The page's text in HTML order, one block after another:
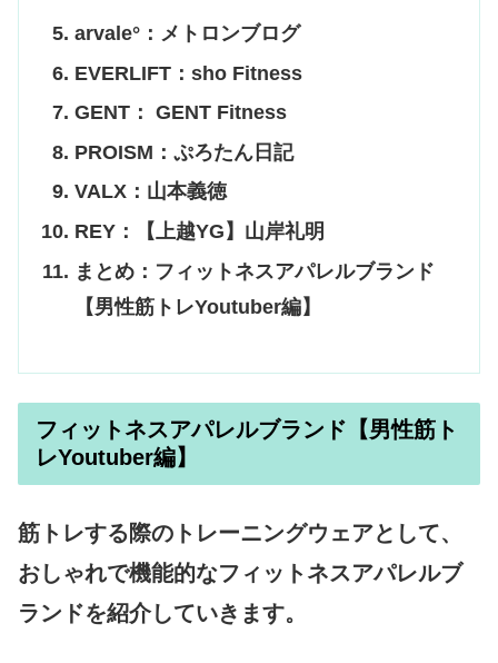
arvale°：メトロンブログ
EVERLIFT：sho Fitness
GENT： GENT Fitness
PROISM：ぷろたん日記
VALX：山本義徳
REY：【上越YG】山岸礼明
まとめ：フィットネスアパレルブランド
【男性筋トレYoutuber編】
フィットネスアパレルブランド【男性筋ト
レYoutuber編】
筋トレする際のトレーニングウェアとして、
おしゃれで機能的なフィットネスアパレルブ
ランドを紹介していきます。